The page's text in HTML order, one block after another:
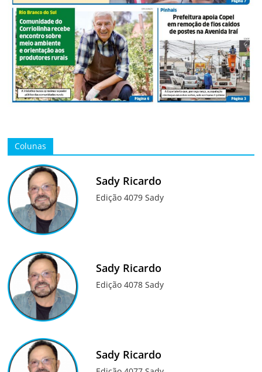
Colunas
Sady Ricardo
Edição 4079 Sady
Sady Ricardo
Edição 4078 Sady
Sady Ricardo